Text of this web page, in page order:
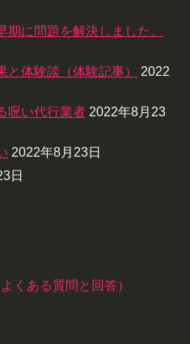
に問題を解決しました。
体験談（体験記事）
2022
呪い代行業者 2022年8月23
2022年8月23日
日
くある質問と回答）